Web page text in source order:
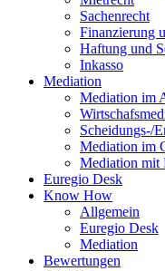
Sachenrecht
Finanzierung
Haftung und
Inkasso
Mediation
Mediation im
Scheidungs-/
Mediation im
Mediation mit
Euregio Desk
Know How
Allgemein
Euregio Desk
Mediation
Bewertungen